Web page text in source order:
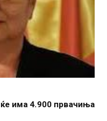
има 4.900 првачиња